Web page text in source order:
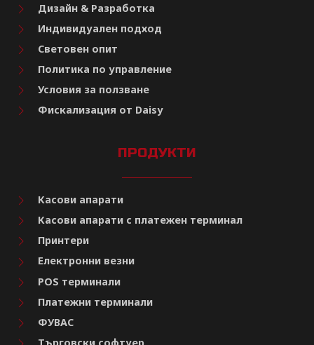
Дизайн & Разработка
Индивидуален подход
Световен опит
Политика по управление
Условия за ползване
Фискализация от Daisy
ПРОДУКТИ
Касови апарати
Касови апарати с платежен терминал
Принтери
Електронни везни
POS терминали
Платежни терминали
ФУВАС